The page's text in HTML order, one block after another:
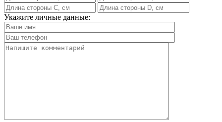
Укажите личные данные: